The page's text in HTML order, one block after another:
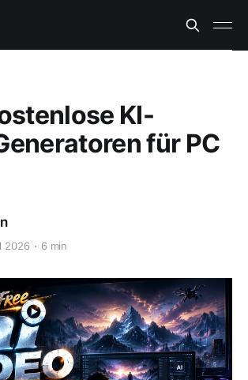
KI-
für PC
2026 6 min